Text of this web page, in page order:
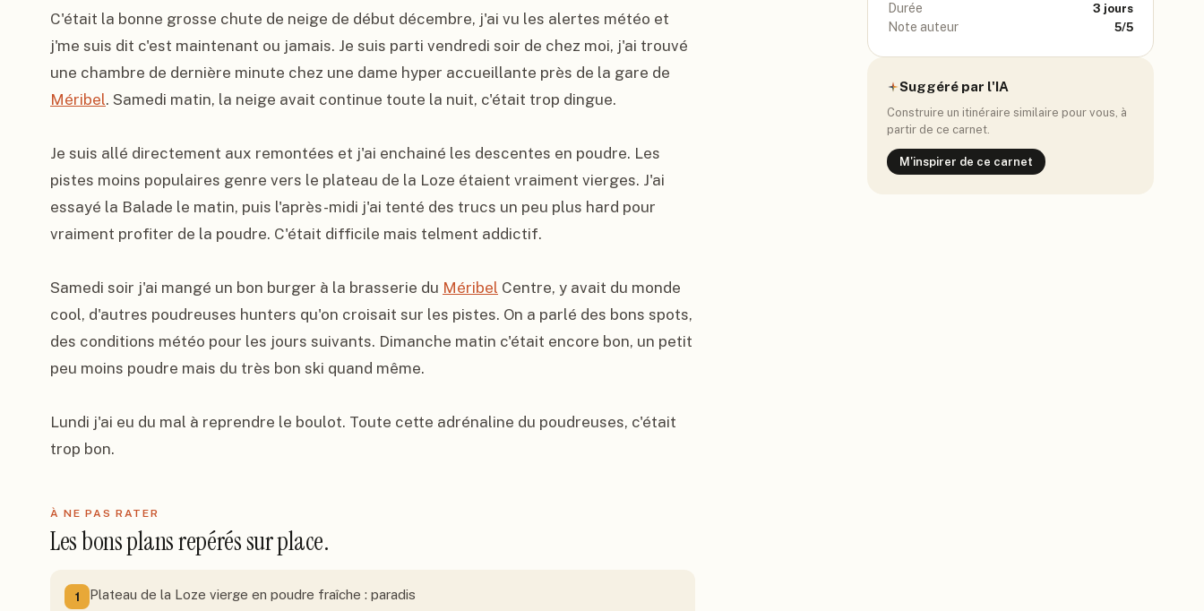
C'était la bonne grosse chute de neige de début décembre, j'ai vu les alertes météo et
j'me suis dit c'est maintenant ou jamais. Je suis parti vendredi soir de chez moi, j'ai trouvé
Méribel. Samedi matin, la neige avait continue toute la nuit, c'était trop dingue.
Je suis allé directement aux remontées et j'ai enchainé les descentes en poudre. Les
pistes moins populaires genre vers le plateau de la Loze étaient vraiment vierges. J'ai
essayé la Balade le matin, puis l'après-midi j'ai tenté des trucs un peu plus hard pour
vraiment profiter de la poudre. C'était difficile mais telment addictif.
Samedi soir j'ai mangé un bon burger à la brasserie du Méribel Centre, y avait du monde
cool, d'autres poudreuses hunters qu'on croisait sur les pistes. On a parlé des bons spots,
des conditions météo pour les jours suivants. Dimanche matin c'était encore bon, un petit
peu moins poudre mais du très bon ski quand même.
Lundi j'ai eu du mal à reprendre le boulot. Toute cette adrénaline du poudreuses, c'était
trop bon.
À NE PAS RATER
Les bons plans repérés sur place.
1 Plateau de la Loze vierge en poudre fraîche : paradis
Durée 3 jours
Note auteur 5/5
Suggéré par l'IA
Construire un itinéraire similaire pour vous, à
partir de ce carnet.
M'inspirer de ce carnet